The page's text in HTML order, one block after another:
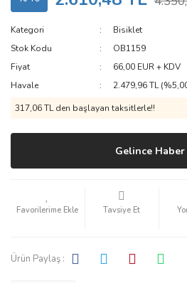
Kategori
Bisiklet
Stok Kodu
OB1159
Fiyat
66,00 EUR + KDV
Havale
2.479,96 TL
317,06 TL den başlayan taksitlerle!!
Gelince Haber
Tavsiye Et
Ürün Paylaş :